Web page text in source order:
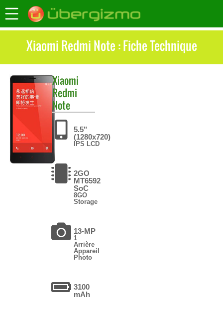
Xiaomi Redmi Note : Fiche Technique
Xiaomi
Redmi
Note
5.5"
(1280x720)
IPS LCD
2GO
MT6592
SoC
8GO
Storage
13-MP
1
Arrière
Appareil
Photo
3100
mAh